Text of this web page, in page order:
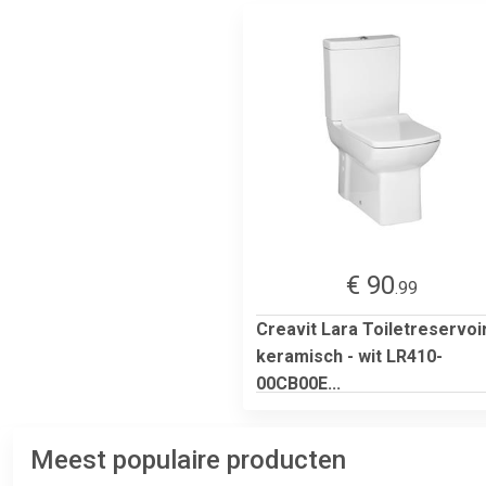
€ 90.99
Creavit Lara
keramisch - wit LR410-
00CB00E...
Meest populaire producten